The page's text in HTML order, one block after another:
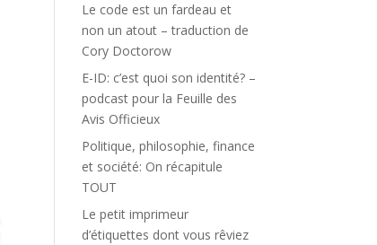
Le code est un fardeau et
non un atout – traduction de
Cory Doctorow
E-ID: c’est quoi son identité? –
podcast pour la Feuille des
Avis Officieux
Politique, philosophie, finance
et société: On récapitule
TOUT
Le petit imprimeur
d’étiquettes dont vous rêviez